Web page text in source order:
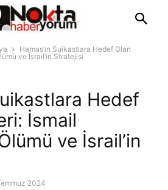
Hamas’ın Suikastlara Hedef Olan
ve İsrail’in Stratejisi
Hedef
İsmail
ve İsrail’in
2024